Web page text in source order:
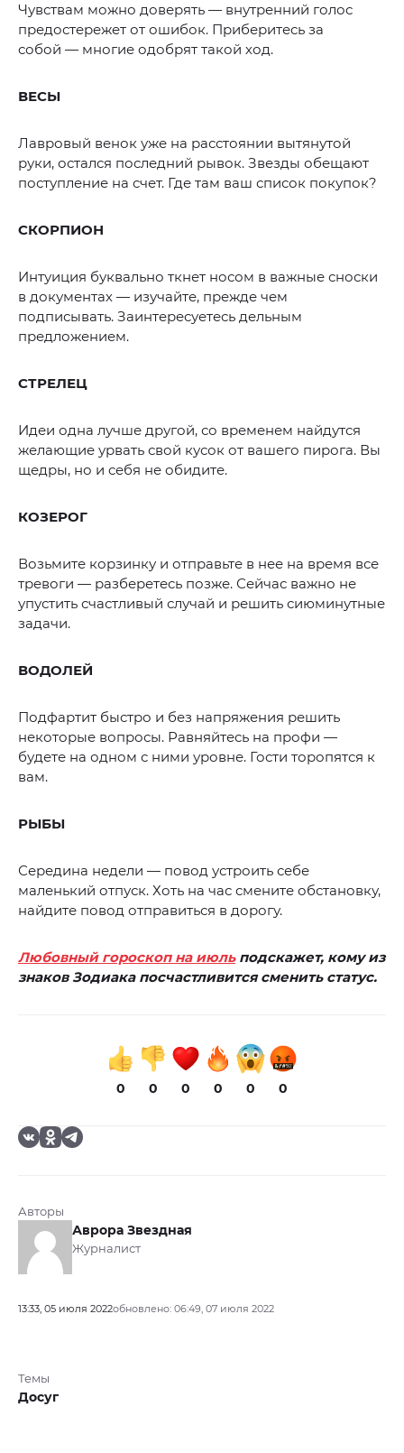
Чувствам можно доверять — внутренний голос
предостережет от ошибок. Приберитесь за
собой — многие одобрят такой ход.
ВЕСЫ
Лавровый венок уже на расстоянии вытянутой
руки, остался последний рывок. Звезды обещают
поступление на счет. Где там ваш список покупок?
СКОРПИОН
Интуиция буквально ткнет носом в важные сноски
в документах — изучайте, прежде чем
подписывать. Заинтересуетесь дельным
предложением.
СТРЕЛЕЦ
Идеи одна лучше другой, со временем найдутся
желающие урвать свой кусок от вашего пирога. Вы
щедры, но и себя не обидите.
КОЗЕРОГ
Возьмите корзинку и отправьте в нее на время все
тревоги — разберетесь позже. Сейчас важно не
упустить счастливый случай и решить сиюминутные
задачи.
ВОДОЛЕЙ
Подфартит быстро и без напряжения решить
некоторые вопросы. Равняйтесь на профи —
будете на одном с ними уровне. Гости торопятся к
вам.
РЫБЫ
Середина недели — повод устроить себе
маленький отпуск. Хоть на час смените обстановку,
найдите повод отправиться в дорогу.
Любовный гороскоп на июльподскажет, кому из
знаков Зодиака посчастливится сменить статус.
0 0 0 0 0 0
Авторы
Аврора Звездная
Журналист
13:33, 05 июля 2022обновлено: 06:49, 07 июля 2022
Темы
Досуг